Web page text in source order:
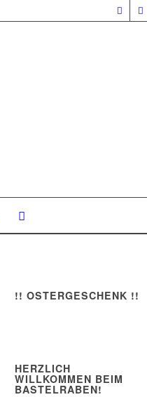
!! OSTERGESCHENK !!
HERZLICH
WILLKOMMEN BEIM
BASTELRABEN!